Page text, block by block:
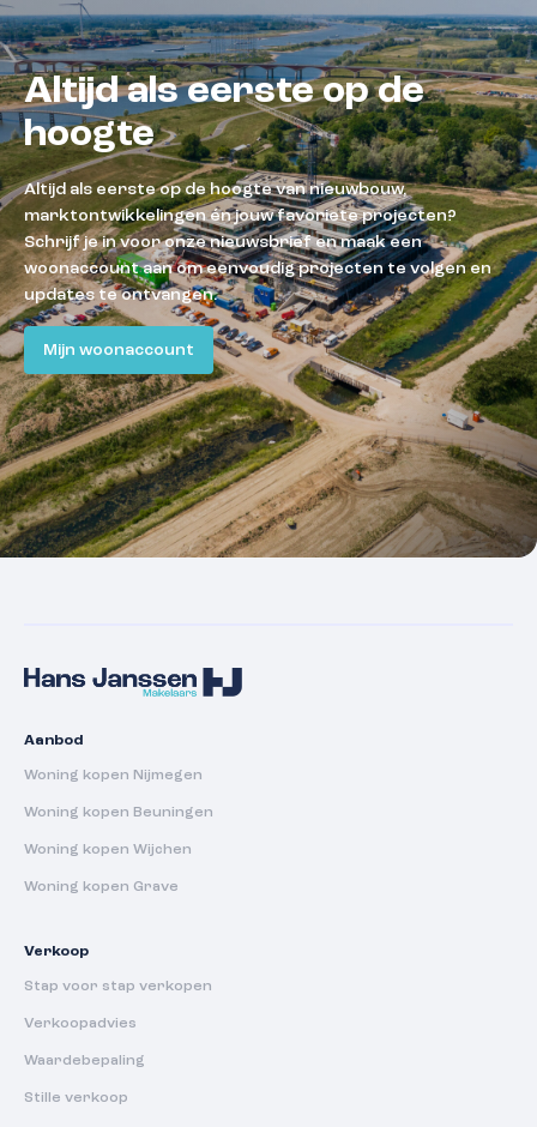
Altijd als eerste op de
hoogte
Altijd als eerste op de hoogte van nieuwbouw,
marktontwikkelingen én jouw favoriete projecten?
Schrijf je in voor onze nieuwsbrief en maak een
woonaccount aan om eenvoudig projecten te volgen en
updates te ontvangen.
Mijn woonaccount
Aanbod
Woning kopen Nijmegen
Woning kopen Beuningen
Woning kopen Wijchen
Woning kopen Grave
Verkoop
Stap voor stap verkopen
Verkoopadvies
Waardebepaling
Stille verkoop